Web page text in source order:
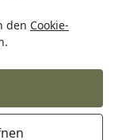
den Cookie-
Gartenhäuser Holz
2 - 28